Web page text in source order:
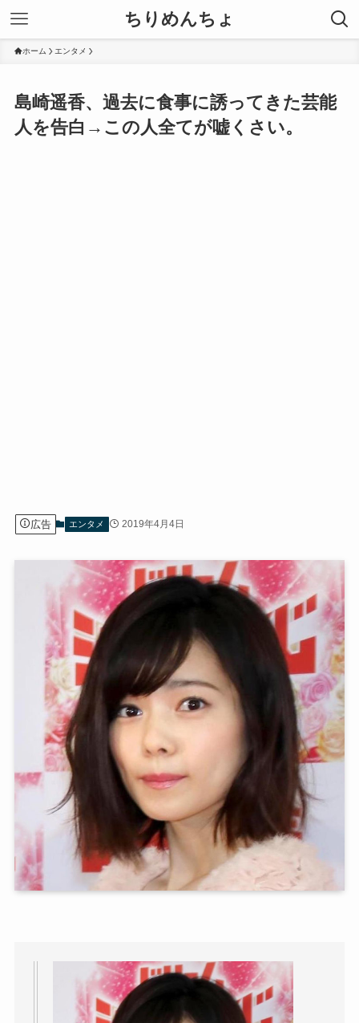
ちりめんちょ
ホーム エンタメ
島崎遥香、過去に食事に誘ってきた芸能
人を告白→この人全てが嘘くさい。
広告 エンタメ 2019年4月4日